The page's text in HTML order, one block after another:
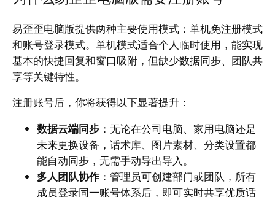
易歪歪电脑版提供两种主要使用模式：单机免注册模式
和账号登录模式。单机模式适合个人临时使用，能实现
基本的快捷回复和窗口吸附，但缺少数据同步、团队共
享等关键特性。
注册账号后，你将获得以下显著提升：
数据云端同步 ：无论在公司电脑、家用电脑还是
未来更换设备，话术库、图片素材、分类设置都
能自动同步，无需手动导出导入。
多人团队协作：管理员可创建部门或团队，所有
成员登录同一账号体系后，即可实时共享优质话